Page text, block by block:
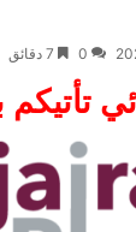
0
تأتيكم